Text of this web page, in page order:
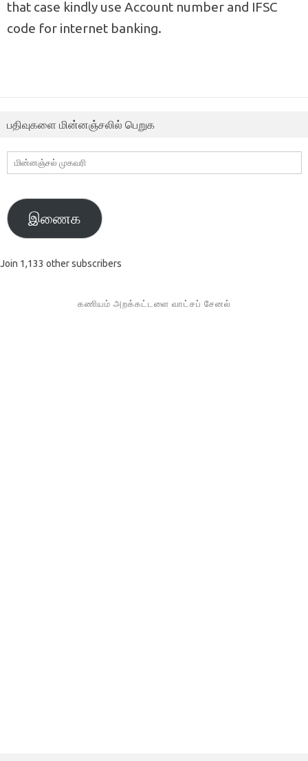
that case kindly use Account number and IFSC
code for internet banking.
பதிவுகளை மின்னஞ்சலில் பெறுக
மின்னஞ்சல்
முகவரி
இணைக
Join 1,133 other subscribers
கணியம் அறக்கட்டளை வாட்சப் சேனல்